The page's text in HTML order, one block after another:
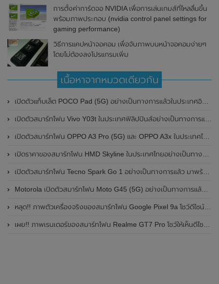
การตั้งค่าการ์ดจอ NVIDIA เพื่อการเล่นเกมส์ที่ไหลลื่นขึ้น
พร้อมภาพประกอบ (nvidia control panel settings for
gaming performance)
วิธีการแคปหน้าจอคอม เพื่อจับภาพบนหน้าจอคอมง่ายๆ
โดยไม่ต้องลงโปรแกรมเพิ่ม
เนื้อหาจากหมวดเดียวกัน
เปิดตัวแท็บเล็ต POCO Pad (5G) อย่างเป็นทางการแล้วในประเทศอินเดีย มาพร้อมชิปเซ็ต Snapdragon 7s Gen 2 ของ Qualcomm และรองรับเครือข่าย 5G
เปิดตัวสมาร์ทโฟน Vivo Y03t ในประเทศฟิลิปปินส์อย่างเป็นทางการแล้ว มาพร้อมชิปเซ็ต Unisoc T612 , กล้องหลัง ความละเอียด 13MP , แบตเตอรี่ 5,000mAh และหน้าจอแสดงผล LCD / 90Hz
เปิดตัวสมาร์ทโฟน OPPO A3 Pro (5G) และ OPPO A3x ในประเทศไทยอย่างเป็นทางการแล้ว ในราคาเริ่มต้นเพียง 3,999 บาท
เปิดราคาของสมาร์ทโฟน HMD Skyline ในประเทศไทยอย่างเป็นทางการแล้ว ราคา 14,990 บาท
เปิดตัวสมาร์ทโฟน Tecno Spark Go 1 อย่างเป็นทางการแล้ว มาพร้อมหน้าจอแสดงผล LCD / 120Hz , แบตเตอรี่ 5,000mAh และใช้ชิปเซ็ต Unisoc
Motorola เปิดตัวสมาร์ทโฟน Moto G45 (5G) อย่างเป็นทางการแล้วในอินเดีย
หลุด!! ภาพตัวเครื่องจริงของสมาร์ทโฟน Google Pixel 9a โชว์ดีไซน์ใหม่ กล้องหลังแบนราบ ไม่มีกรอบของกล้องแล้ว
เผย!! ภาพเรนเดอร์ของสมาร์ทโฟน Realme GT7 Pro โชว์ให้เห็นดีไซน์ใหม่ พร้อมเผยรายละเอียดสเปกที่สำคัญบางส่วน